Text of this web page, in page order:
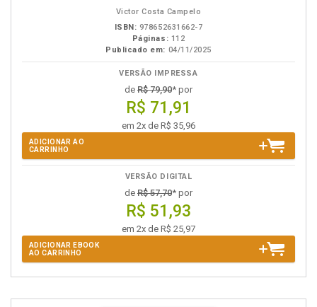
Victor Costa Campelo
ISBN: 978652631662-7
Páginas: 112
Publicado em: 04/11/2025
VERSÃO IMPRESSA
de R$ 79,90* por
R$ 71,91
em 2x de R$ 35,96
ADICIONAR AO
CARRINHO
VERSÃO DIGITAL
de R$ 57,70* por
R$ 51,93
em 2x de R$ 25,97
ADICIONAR EBOOK
AO CARRINHO